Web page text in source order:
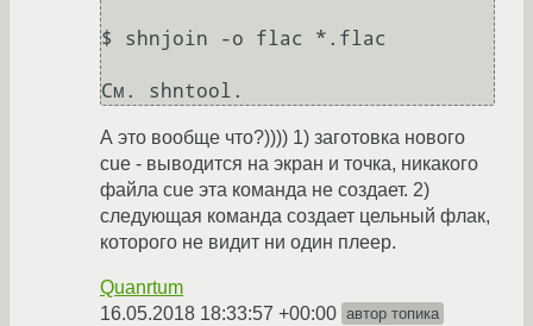
$ shnjoin -o flac *.flac
А это вообще что?)))) 1) заготовка нового
cue - выводится на экран и точка, никакого
файла cue эта команда не создает. 2)
следующая команда создает цельный флак,
которого не видит ни один плеер.
Quanrtum
16.05.2018 18:33:57 +00:00 автор топика